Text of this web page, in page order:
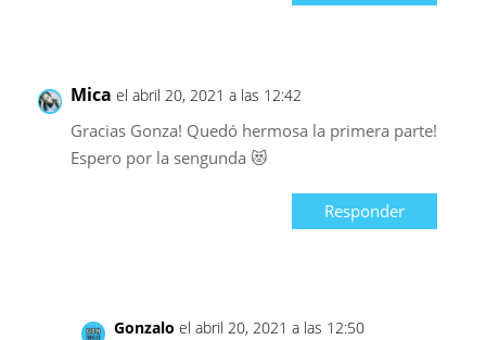
Mica el abril 20, 2021 a las 12:42
Gracias Gonza! Quedó hermosa la primera parte!
Espero por la sengunda 😻
Responder
Gonzalo el abril 20, 2021 a las 12:50